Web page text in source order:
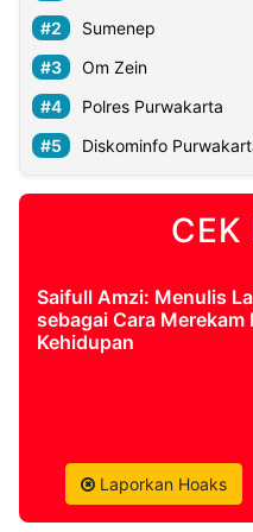
Sumenep
Om Zein
Polres Purwakarta
Diskominfo
CEK
Saifull Amzi: Menulis
sebagai Cara Merekam
Kehidupan
Laporkan Hoaks